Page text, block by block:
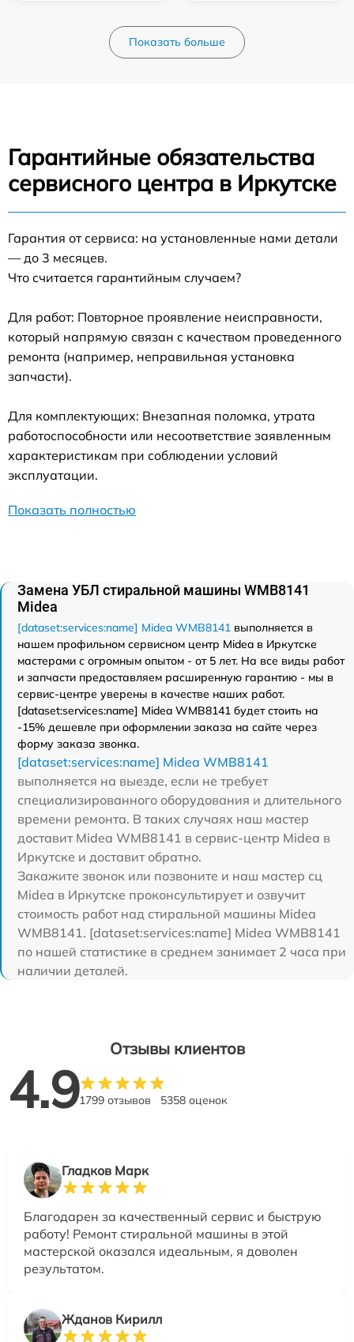
Показать больше
Гарантийные обязательства
сервисного центра в Иркутске
Гарантия от сервиса: на установленные нами детали
— до 3 месяцев.
Что считается гарантийным случаем?
Для работ: Повторное проявление неисправности,
который напрямую связан с качеством проведенного
ремонта (например, неправильная установка
запчасти).
Для комплектующих: Внезапная поломка, утрата
работоспособности или несоответствие заявленным
характеристикам при соблюдении условий
эксплуатации.
Показать полностью
Замена УБЛ стиральной машины WMB8141
Midea
[dataset:services:name] Midea WMB8141 выполняется в
нашем профильном сервисном центр Midea в Иркутске
мастерами с огромным опытом - от 5 лет. На все виды работ
и запчасти предоставляем расширенную гарантию - мы в
сервис-центре уверены в качестве наших работ.
[dataset:services:name] Midea WMB8141 будет стоить на
-15% дешевле при оформлении заказа на сайте через
форму заказа звонка.
[dataset:services:name] Midea WMB8141
выполняется на выезде, если не требует
специализированного оборудования и длительного
времени ремонта. В таких случаях наш мастер
доставит Midea WMB8141 в сервис-центр Midea в
Иркутске и доставит обратно.
Закажите звонок или позвоните и наш мастер сц
Midea в Иркутске проконсультирует и озвучит
стоимость работ над стиральной машины Midea
WMB8141. [dataset:services:name] Midea WMB8141
по нашей статистике в среднем занимает 2 часа при
наличии деталей.
Отзывы клиентов
4.91799 отзывов 5358 оценок
Гладков Марк
Благодарен за качественный сервис и быструю
работу! Ремонт стиральной машины в этой
мастерской оказался идеальным, я доволен
результатом.
Жданов Кирилл